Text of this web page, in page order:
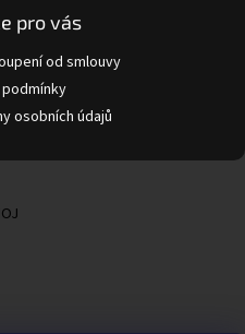
pro vás
od smlouvy
osobních údajů